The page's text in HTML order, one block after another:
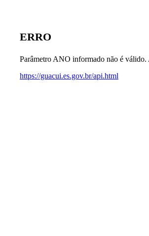
ERRO
Parâmetro ANO informado não é
https://guacui.es.gov.br/api.html